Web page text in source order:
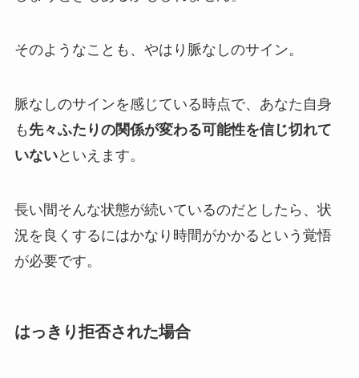
そのようなことも、やはり脈なしのサイン。
脈なしのサインを感じている時点で、あなた自身
も 先々ふたりの関係が変わる可能性を信じ切れて
いないといえます。
長い間そんな状態が続いているのだとしたら、状
況を良くするにはかなり時間がかかるという覚悟
が必要です。
はっきり拒否された場合